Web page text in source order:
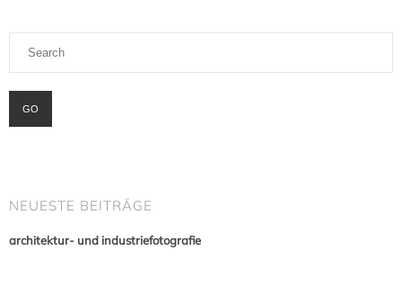
NEUESTE BEITRÄGE
architektur- und industriefotografie